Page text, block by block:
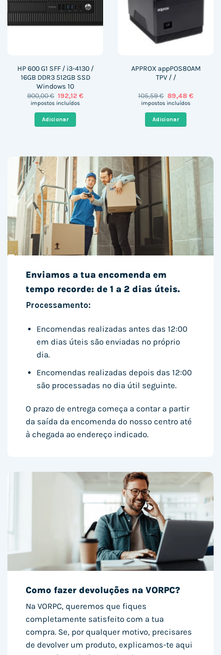
HP 600 G1 SFF / i3-4130 /
16GB DDR3 512GB SSD
Windows 10
900,00€ O
preço
900,00 €.
192,12€O
impostos incluídos
Adicionar
APPROX appPOS80AM
TPV / /
105,59€ O
preço
105,59 €.
89,48€O
impostos incluídos
Adicionar
Enviamos a tua encomenda em
tempo recorde: de 1 a 2 dias úteis.
Processamento:
Encomendas realizadas antes das 12:00
em dias úteis são enviadas no próprio
dia.
Encomendas realizadas depois das 12:00
são processadas no dia útil seguinte.
O prazo de entrega começa a contar a partir
da saída da encomenda do nosso centro até
à chegada ao endereço indicado.
Como fazer devoluções na VORPC?
Na VORPC, queremos que fiques
completamente satisfeito com a tua
compra. Se, por qualquer motivo, precisares
de devolver um produto, explicamos-te aqui